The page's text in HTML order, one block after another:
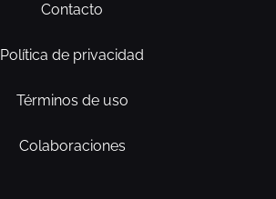
Contacto
Política de privacidad
Términos de uso
Colaboraciones